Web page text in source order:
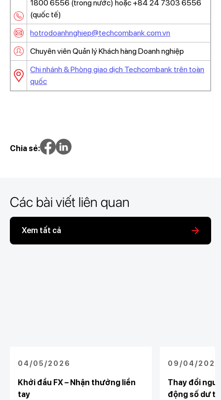
1800 6556 (trong nước) hoặc +84 24 7303 6556
(quốc tế)
hotrodoanhnghiep@techcombank.com.vn
Chuyên viên Quản lý Khách hàng Doanh nghiệp
Chi nhánh & Phòng giao dịch Techcombank trên toàn
quốc
Chia sẻ:
Các bài viết liên quan
Xem tất cả
04/05/2026
Khởi đầu FX – Nhận thưởng liền
tay
09/04/2026
Thay đổi
động số dư